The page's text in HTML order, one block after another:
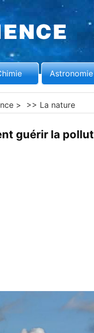
Astronomie
> >> La nature
guérir la